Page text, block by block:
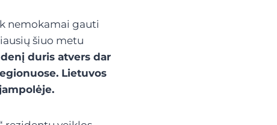
nemokamai gauti
šiuo metu
duris atvers dar
Lietuvos